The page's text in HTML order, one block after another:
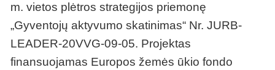
m. vietos plėtros strategijos priemonę
„Gyventojų aktyvumo skatinimas“ Nr. JURB-
LEADER-20VVG-09-05. Projektas
finansuojamas Europos žemės ūkio fondo